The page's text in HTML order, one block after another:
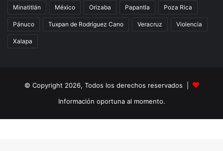
Minatitlán México Orizaba Papantla Poza Rica
Pánuco Tuxpan de Rodríguez Cano Veracruz Violencia
Xalapa
© Copyright 2026, Todos los derechos reservados |
Información oportuna al momento.